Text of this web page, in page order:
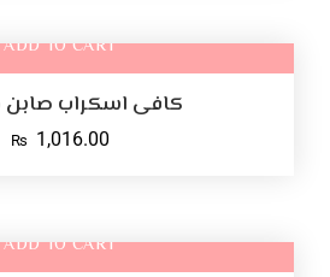
ADD TO CART
کافی اسکراب صابن
₨ 1,016.00
ADD TO CART